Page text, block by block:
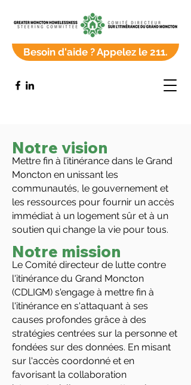
Besoin d'aide ? Appelez le 211.
Notre vision
Mettre fin à l’itinérance dans le Grand
Moncton en unissant les
communautés, le gouvernement et
les ressources pour fournir un accès
immédiat à un logement sûr et à un
soutien qui change la vie pour tous.
Notre mission
Le Comité directeur de lutte contre
l'itinérance du Grand Moncton
(CDLIGM) s'engage à mettre fin à
l'itinérance en s'attaquant à ses
causes profondes grâce à des
stratégies centrées sur la personne et
fondées sur des données. En misant
sur l'accès coordonné et en
favorisant la collaboration